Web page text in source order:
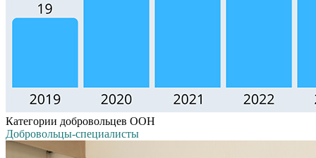
Категории добровольцев ООН
Добровольцы-специалисты